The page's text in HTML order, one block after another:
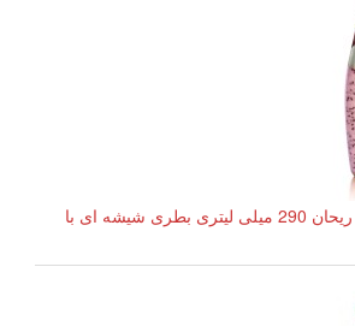
پرفروش ترین دانه ریحان 290 میلی لیتری بطری شیشه ای با